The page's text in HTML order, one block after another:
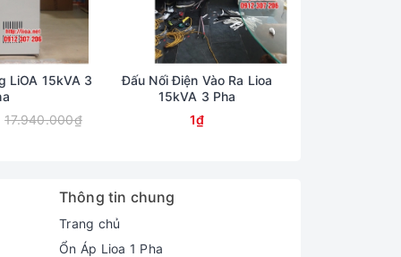
LiOA 15kVA 3
17.940.000₫
Đấu Nối Điện Vào Ra Lioa
15kVA 3 Pha
1₫
Thông tin chung
Trang chủ
Ổn Áp Lioa 1 Pha